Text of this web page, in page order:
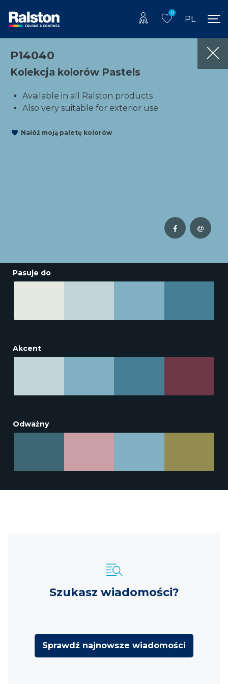
0
PL
P14040
Kolekcja kolorów Pastels
Available in all Ralston products
Also very suitable for exterior use
Nałóż moją paletę kolorów
Pasuje do
Akcent
Odważny
Szukasz wiadomości?
Sprawdź najnowsze wiadomości